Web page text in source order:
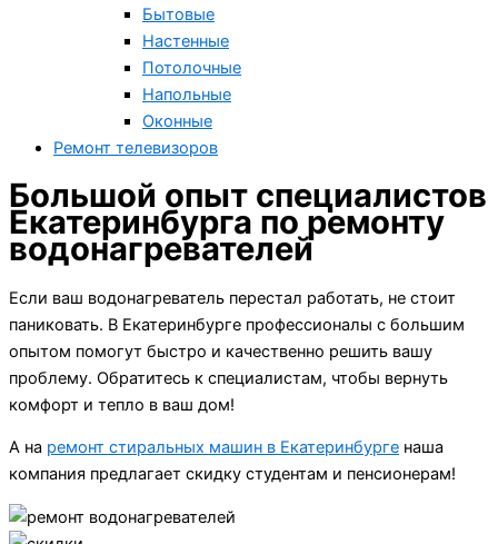
Бытовые
Настенные
Потолочные
Напольные
Оконные
Ремонт телевизоров
Большой опыт специалистов
Екатеринбурга по ремонту
водонагревателей
Если ваш водонагреватель перестал работать, не стоит
паниковать. В Екатеринбурге профессионалы с большим
опытом помогут быстро и качественно решить вашу
проблему. Обратитесь к специалистам, чтобы вернуть
комфорт и тепло в ваш дом!
А на ремонт стиральных машин в Екатеринбурге наша
компания предлагает скидку студентам и пенсионерам!